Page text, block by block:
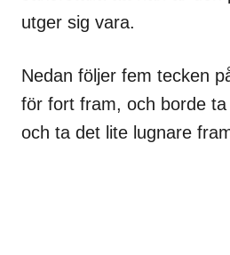
utger sig vara.
Nedan följer fem tecken
för fort fram, och borde
och ta det lite lugnare